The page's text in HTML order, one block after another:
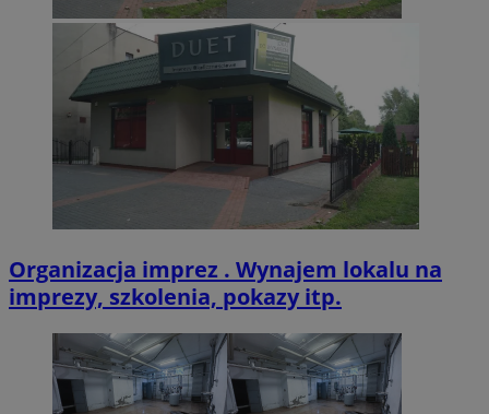
Organizacja imprez . Wynajem lokalu na
imprezy, szkolenia, pokazy itp.